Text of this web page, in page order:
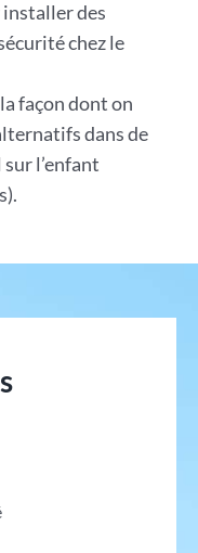
installer des
chez le
façon dont on
dans de
l’enfant